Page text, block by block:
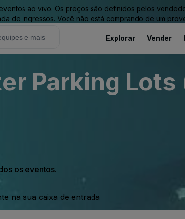
ao vivo. Os preços são definidos pelos
de ingressos. Você não está comprando de um
Explorar Vender
Parking
os eventos.
na sua caixa de entrada